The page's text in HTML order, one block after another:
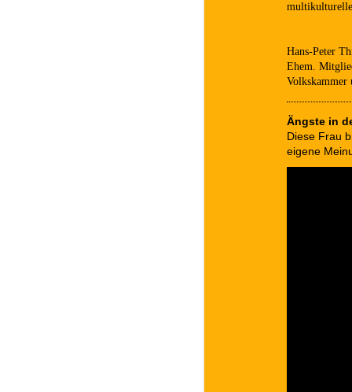
Hans-Peter
Ehem.
Volkskammer
Ängste in
Diese Frau
eigene